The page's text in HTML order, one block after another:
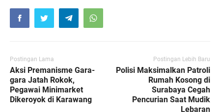
Postingan Lama
Aksi Premanisme Gara-
gara Jatah Rokok,
Pegawai Minimarket
Dikeroyok di Karawang
Postingan Lebih Baru
Polisi Maksimalkan Patroli
Rumah Kosong di
Surabaya Cegah
Pencurian Saat Mudik
Lebaran